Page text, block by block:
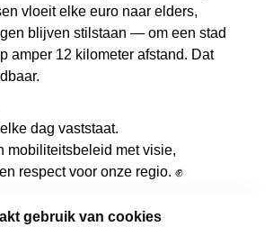
gebruik van cookies
vloeit elke euro naar elders,
blijven stilstaan — om een stad
amper 12 kilometer afstand. Dat
dag vaststaat.
mobiliteitsbeleid met visie,
respect voor onze regio. ✊
en laat je stem horen.